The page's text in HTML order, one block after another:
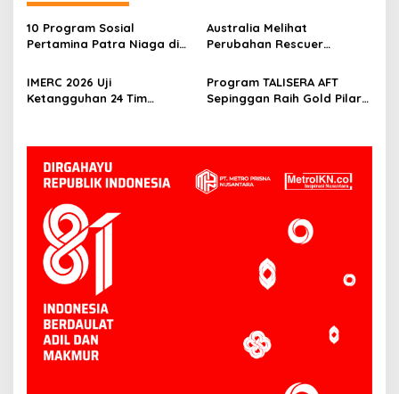
10 Program Sosial
Pertamina Patra Niaga di
Penghargaan ISRA 2026
Australia Melihat
Perubahan Rescuer
Tahun IMERC
IMERC 2026 Uji
Ketangguhan 24 Tim
Program TALISERA AFT
Sepinggan Raih Gold Pilar